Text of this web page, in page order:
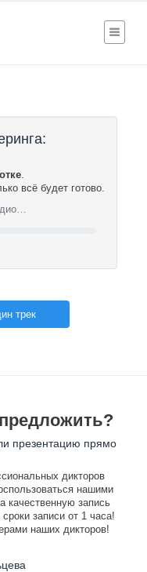
.
всё будет готово.
трек
презентацию прямо
дикторов
нашими
запись
записи от 1 часа!
наших дикторов!